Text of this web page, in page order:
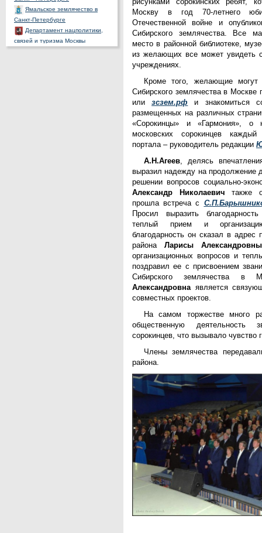
Ямальское землячество в
Санкт-Петербурге
Департамент нацполитики,
связей и туризма Москвы
Общественная палата РФ
Москву в год 70-летнего
Отечественной войне и
Сибирского землячества. Все
место в районной библиотеке,
из желающих все может увидеть
учреждениях.
Кроме того, желающие могут
Сибирского землячества в Москве
илизсзем.рф и знакомиться
размещенных на различных
«Сорокинцы» и «Гармония», о
московских сорокинцев
портала – руководитель редакции
А.Н.Агеев, делясь
выразил надежду на продолжение
решении вопросов социально-
Александр Николаевич также
прошла встреча с
Просил выразить
теплый прием и
благодарность он сказал в адрес
районаЛарисы
организационных вопросов и
поздравил ее с присвоением
Сибирского землячества в
Александровнаявляется
совместных проектов.
На самом торжестве много
общественную деятельность
сорокинцев, что вызывало чувство
Члены землячества
района.